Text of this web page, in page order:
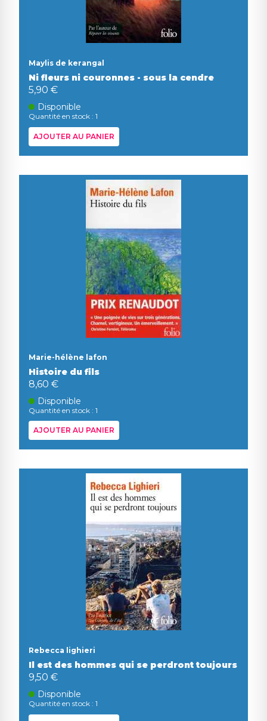
Maylis de kerangal
Ni fleurs ni couronnes - sous la cendre
5,90 €
Disponible
Quantité en stock : 1
AJOUTER AU PANIER
Marie-hélène lafon
Histoire du fils
8,60 €
Disponible
Quantité en stock : 1
AJOUTER AU PANIER
Rebecca lighieri
Il est des hommes qui se perdront toujours
9,50 €
Disponible
Quantité en stock : 1